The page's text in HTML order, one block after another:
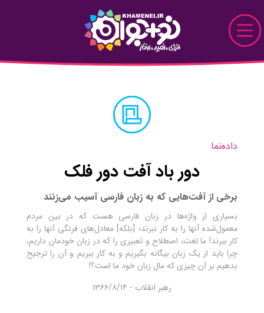
Skip to Main Content
دیدنی
خواندنی
تماشایی
داده‌نما
دور باد آفت دور فلک
برخی از آفت‌هایی که به زبان فارسی آسیب می‌زنند
بسیاری از واژه‌ها در زبان فارسی هست که در بین مردم
معمول‌شده آنها را به کار نبرند؛ [بلکه] معادل‌های فرنگی آنها را به
کار ببرند! ما لغت، اصطلاح و تعبیری را که در زبان خودمان داریم،
چرا باید از یک زبان بیگانه بگیریم و به کار ببریم و آن را ترجیح
بدهیم بر آن چیزی که مال زبان خود ما است؟!
رهبر انقلاب - ۱۳۶۶/۸/۱۴